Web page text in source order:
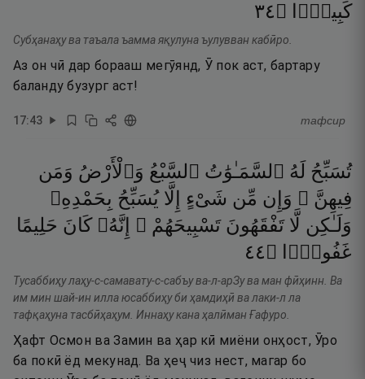
كَبِيرًۭا
۝٤٣
Субҳанаҳу ва таъала ъамма яқулуна ъулувван кабӣро.
Аз он чӣ дар борааш мегӯянд, Ӯ пок аст, бартару
баланду бузург аст!
17:43 тафсир
تُسَبِّحُ لَهُ ٱلسَّمَـٰوَٰتُ ٱلسَّبْعُ وَٱلْأَرْضُ وَمَن
فِيهِنَّ ۚ وَإِن مِّن شَىْءٍ إِلَّا يُسَبِّحُ بِحَمْدِهِۦ
وَلَـٰكِن لَّا تَفْقَهُونَ تَسْبِيحَهُمْ ۗ إِنَّهُۥ كَانَ حَلِيمًا
غَفُورًۭا
۝٤٤
Тусаббиҳу лаҳу-с-самавату-с-сабъу ва-л-арЗу ва ман фӣҳинн. Ва
им мин шай-ин илла юсаббиҳу би ҳамдиҳӣ ва лаки-л ла
тафқаҳуна тасбӣҳаҳум. Иннаҳу кана ҳалӣман Ғафуро.
Ҳафт Осмон ва Замин ва ҳар кӣ миёни онҳост, Ӯро
ба покӣ ёд мекунад. Ва ҳеҷ чиз нест, магар бо